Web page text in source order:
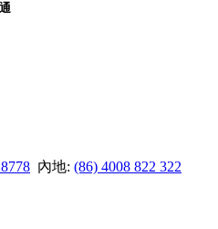
內地: (86) 4008 822 322